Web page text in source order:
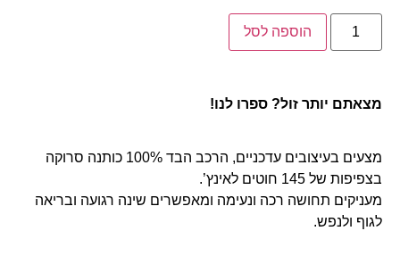
הוספה לסל
מצאתם יותר זול? ספרו לנו!
מצעים בעיצובים עדכניים, הרכב הבד 100% כותנה סרוקה
בצפיפות של 145 חוטים לאינץ’.
מעניקים תחושה רכה ונעימה ומאפשרים שינה רגועה ובריאה
לגוף ולנפש.